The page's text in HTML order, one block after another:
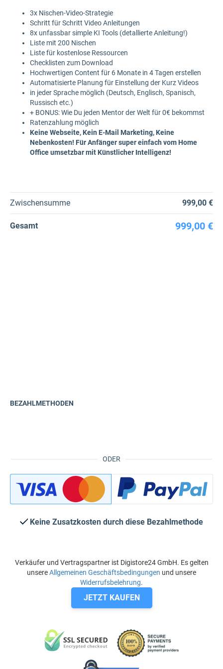
3x Nischen-Video-Strategie
Schritt für Schritt Video Anleitungen
8x unfassbar simple KI Tools (detallierte Anleitung!)
Liste mit 200 Nischen
Liste für kostenlose Ressourcen
Checklisten zum Download
Hochwertigen Content für 6 Monate in 4 Tagen erstellen
Automatisierte Planung für Einstellung der Kurz Videos
in jeder Sprache möglich (Deutsch, Englisch, Spanisch,
Russisch etc.)
+ BONUS: Wie Du jeden Mentor der Welt für 0€ bekommst
Ratenzahlung möglich
Keine Webseite, Kein E-Mail Marketing, Keine
Nebenkosten! Für Anfänger super einfach vom Home
Office umsetzbar mit Künstlicher Intelligenz!
Zwischensumme 999,00 €
Gesamt 999,00 €
ODER
BEZAHLMETHODEN
Keine Zusatzkosten durch diese Bezahlmethode
Verkäufer und Vertragspartner ist Digistore24 GmbH. Es gelten
unsereAllgemeinen Geschäftsbedingungen und unsere
Widerrufsbelehrung.
JETZT KAUFEN